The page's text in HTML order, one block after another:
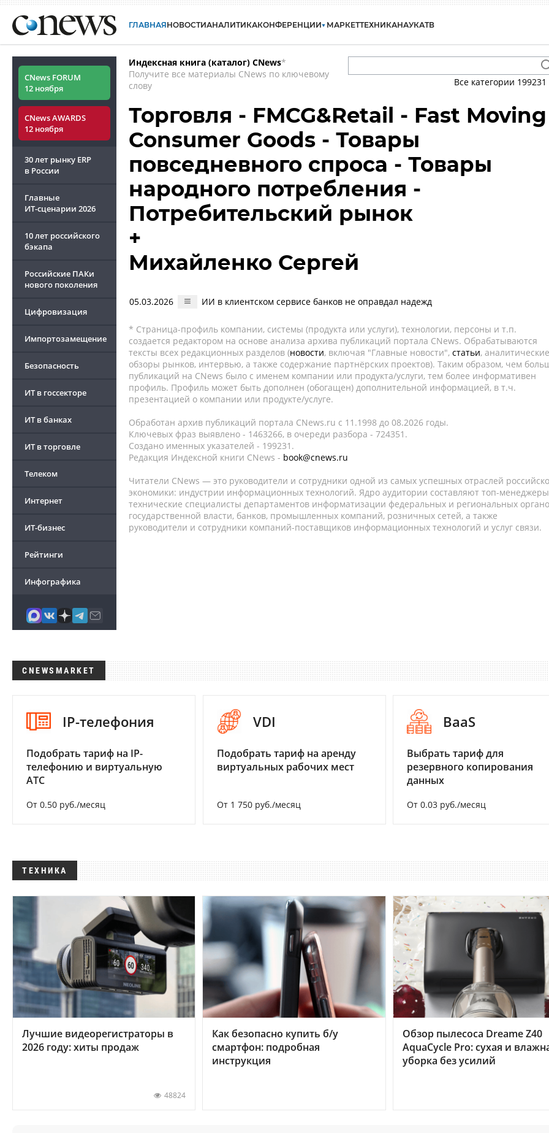
ГЛАВНАЯНОВОСТИАНАЛИТИКАКОНФЕРЕНЦИИ МАРКЕТТЕХНИКАНАУКАТВ
CNews FORUM
12 ноября
CNews AWARDS
12 ноября
30 лет рынку ERP
в России
Главные
ИТ-сценарии 2026
10 лет российского
бэкапа
Российские ПАКи
нового поколения
Цифровизация
Импортозамещение
Безопасность
ИТ в госсекторе
ИТ в банках
ИТ в торговле
Телеком
Интернет
ИТ-бизнес
Рейтинги
Инфографика
Индексная книга (каталог) CNews*
Получите все материалы CNews по ключевому
слову
Все категории 199231
Торговля - FMCG&Retail - Fast Moving
Consumer Goods - Товары
повседневного спроса - Товары
народного потребления -
Потребительский рынок
+
Михайленко Сергей
05.03.2026 ИИ в клиентском сервисе банков не оправдал надежд
* Страница-профиль компании, системы (продукта или услуги), технологии, персоны и т.п.
создается редактором на основе анализа архива публикаций портала CNews. Обрабатываются
тексты всех редакционных разделов (новости, включая "Главные новости", статьи, аналитические
обзоры рынков, интервью, а также содержание партнёрских проектов). Таким образом, чем
публикаций на CNews было с именем компании или продукта/услуги, тем более информативен
профиль. Профиль может быть дополнен (обогащен) дополнительной информацией, в т.ч.
презентацией о компании или продукте/услуге.
Обработан архив публикаций портала CNews.ru c 11.1998 до 08.2026 годы.
Ключевых фраз выявлено - 1463266, в очереди разбора - 724351.
Создано именных указателей - 199231.
Редакция Индексной книги CNews - book@cnews.ru
Читатели CNews — это руководители и сотрудники одной из самых успешных отраслей
экономики: индустрии информационных технологий. Ядро аудитории составляют топ-
технические специалисты департаментов информатизации федеральных и региональных
государственной власти, банков, промышленных компаний, розничных сетей, а также
руководители и сотрудники компаний-поставщиков информационных технологий и услуг связи.
CNEWSMARKET
IP-телефония
Подобрать тариф на IP-
телефонию и виртуальную
АТС
От 0.50 руб./месяц
VDI
Подобрать тариф на аренду
виртуальных рабочих мест
От 1 750 руб./месяц
BaaS
Выбрать тариф для
резервного копирования
данных
От 0.03 руб./месяц
ТЕХНИКА
Лучшие видеорегистраторы в
2026 году: хиты продаж
48824
Как безопасно купить б/у
смартфон: подробная
инструкция
Обзор пылесоса Dreame Z40
AquaCycle Pro: сухая и
уборка без усилий